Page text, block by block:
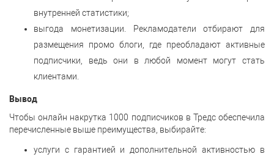
внутренней статистики;
выгода монетизации. Рекламодатели отбирают для
размещения промо блоги, где преобладают активные
подписчики, ведь они в любой момент могут стать
клиентами.
Вывод
Чтобы онлайн накрутка 1000 подписчиков в Тредс обеспечила
перечисленные выше преимущества, выбирайте:
услуги с гарантией и дополнительной активностью в